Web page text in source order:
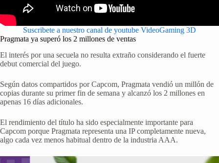
Suscribete a nuestro canal de youtube VideoGaming 3D
Pragmata ya superó los 2 millones de ventas
El interés por una secuela no resulta extraño considerando el fuerte
debut comercial del juego.
Según datos compartidos por Capcom, Pragmata vendió un millón de
copias durante su primer fin de semana y alcanzó los 2 millones en
apenas 16 días adicionales.
El rendimiento del título ha sido especialmente importante para
Capcom porque Pragmata representa una IP completamente nueva,
algo cada vez menos habitual dentro de la industria AAA.